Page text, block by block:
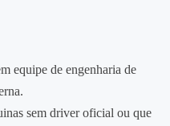
equipe de engenharia de
sem driver oficial ou que